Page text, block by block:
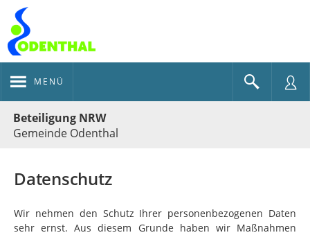
MENÜ
Beteiligung NRW
Gemeinde Odenthal
Datenschutz
Wir nehmen den Schutz Ihrer personenbezogenen Daten
sehr ernst. Aus diesem Grunde haben wir Maßnahmen